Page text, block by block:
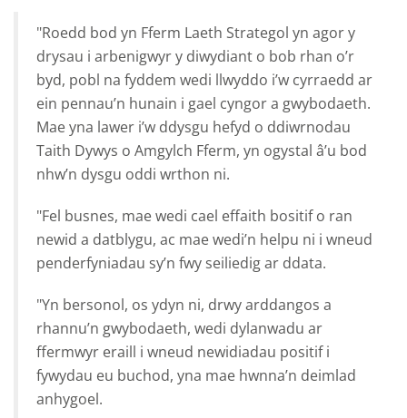
"Roedd bod yn Fferm Laeth Strategol yn agor y
drysau i arbenigwyr y diwydiant o bob rhan o’r
byd, pobl na fyddem wedi llwyddo i’w cyrraedd ar
ein pennau’n hunain i gael cyngor a gwybodaeth.
Mae yna lawer i’w ddysgu hefyd o ddiwrnodau
Taith Dywys o Amgylch Fferm, yn ogystal â’u bod
nhw’n dysgu oddi wrthon ni.
"Fel busnes, mae wedi cael effaith bositif o ran
newid a datblygu, ac mae wedi’n helpu ni i wneud
penderfyniadau sy’n fwy seiliedig ar ddata.
"Yn bersonol, os ydyn ni, drwy arddangos a
rhannu’n gwybodaeth, wedi dylanwadu ar
ffermwyr eraill i wneud newidiadau positif i
fywydau eu buchod, yna mae hwnna’n deimlad
anhygoel.